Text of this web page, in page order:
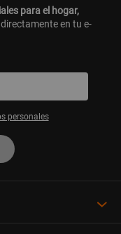
para el hogar,
en tu e-
personales